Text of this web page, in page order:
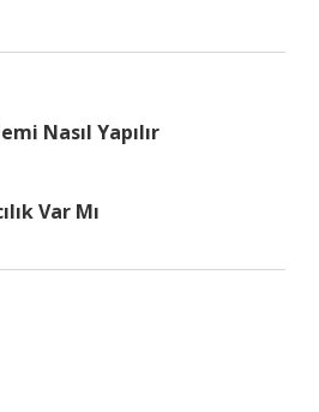
Nasıl Yapılır
Var Mı